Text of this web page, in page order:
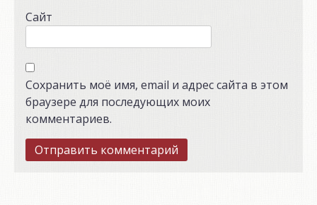
Сайт
Сохранить моё имя, email и адрес сайта в этом
браузере для последующих моих
комментариев.